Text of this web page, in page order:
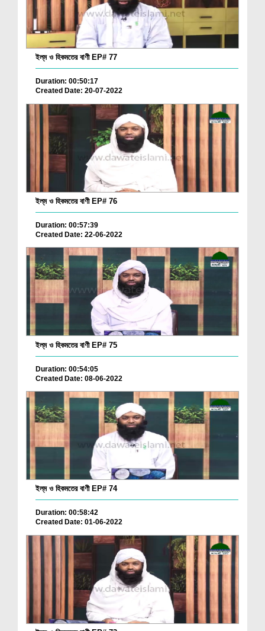
ইল্‌ম ও হিকমতের বাণী EP# 77
Duration: 00:50:17
Created Date: 20-07-2022
ইল্‌ম ও হিকমতের বাণী EP# 76
Duration: 00:57:39
Created Date: 22-06-2022
ইল্‌ম ও হিকমতের বাণী EP# 75
Duration: 00:54:05
Created Date: 08-06-2022
ইল্‌ম ও হিকমতের বাণী EP# 74
Duration: 00:58:42
Created Date: 01-06-2022